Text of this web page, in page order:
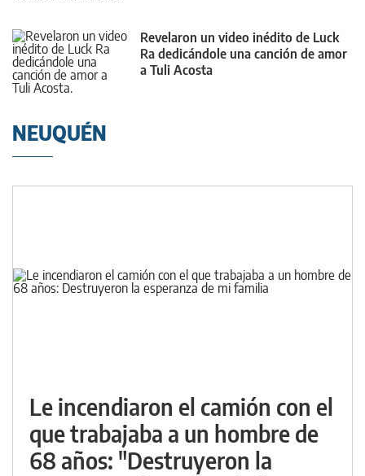
Revelaron un video inédito de Luck
Ra dedicándole una canción de amor
a Tuli Acosta
NEUQUÉN
Le incendiaron el camión con el
que trabajaba a un hombre de
68 años: "Destruyeron la